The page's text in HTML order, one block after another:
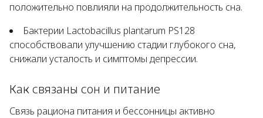
положительно повлияли на продолжительность сна.
Бактерии Lactobacillus plantarum PS128
способствовали улучшению стадии глубокого сна,
снижали усталость и симптомы депрессии.
Как связаны сон и питание
Связь рациона питания и бессонницы активно